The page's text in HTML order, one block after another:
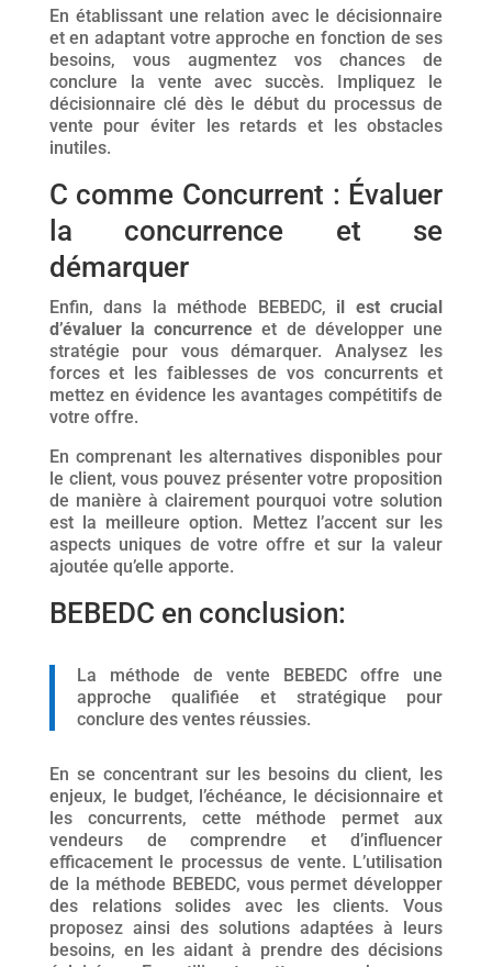
En établissant une relation avec le décisionnaire
et en adaptant votre approche en fonction de ses
besoins, vous augmentez vos chances de
conclure la vente avec succès. Impliquez le
décisionnaire clé dès le début du processus de
vente pour éviter les retards et les obstacles
inutiles.
C comme Concurrent : Évaluer
la concurrence et se
démarquer
Enfin, dans la méthode BEBEDC, il est crucial
d’évaluer la concurrence et de développer une
stratégie pour vous démarquer. Analysez les
forces et les faiblesses de vos concurrents et
mettez en évidence les avantages compétitifs de
votre offre.
En comprenant les alternatives disponibles pour
le client, vous pouvez présenter votre proposition
de manière à clairement pourquoi votre solution
est la meilleure option. Mettez l’accent sur les
aspects uniques de votre offre et sur la valeur
ajoutée qu’elle apporte.
BEBEDC en conclusion:
La méthode de vente BEBEDC offre une
approche qualifiée et stratégique pour
conclure des ventes réussies.
En se concentrant sur les besoins du client, les
enjeux, le budget, l’échéance, le décisionnaire et
les concurrents, cette méthode permet aux
vendeurs de comprendre et d’influencer
efficacement le processus de vente. L’utilisation
de la méthode BEBEDC, vous permet développer
des relations solides avec les clients. Vous
proposez ainsi des solutions adaptées à leurs
besoins, en les aidant à prendre des décisions